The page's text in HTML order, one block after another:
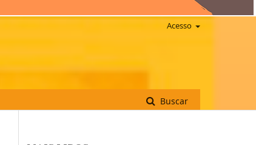
Buscar
Acesso